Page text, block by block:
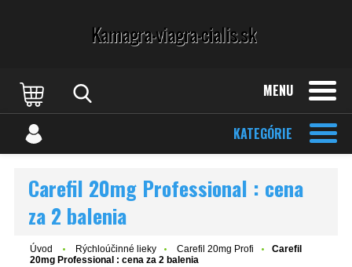
MENU
KATEGÓRIE
Carefil 20mg Professional : cena
za 2 balenia
Úvod Rýchloúčinné lieky Carefil 20mg Profi
Carefil
20mg Professional : cena za 2 balenia